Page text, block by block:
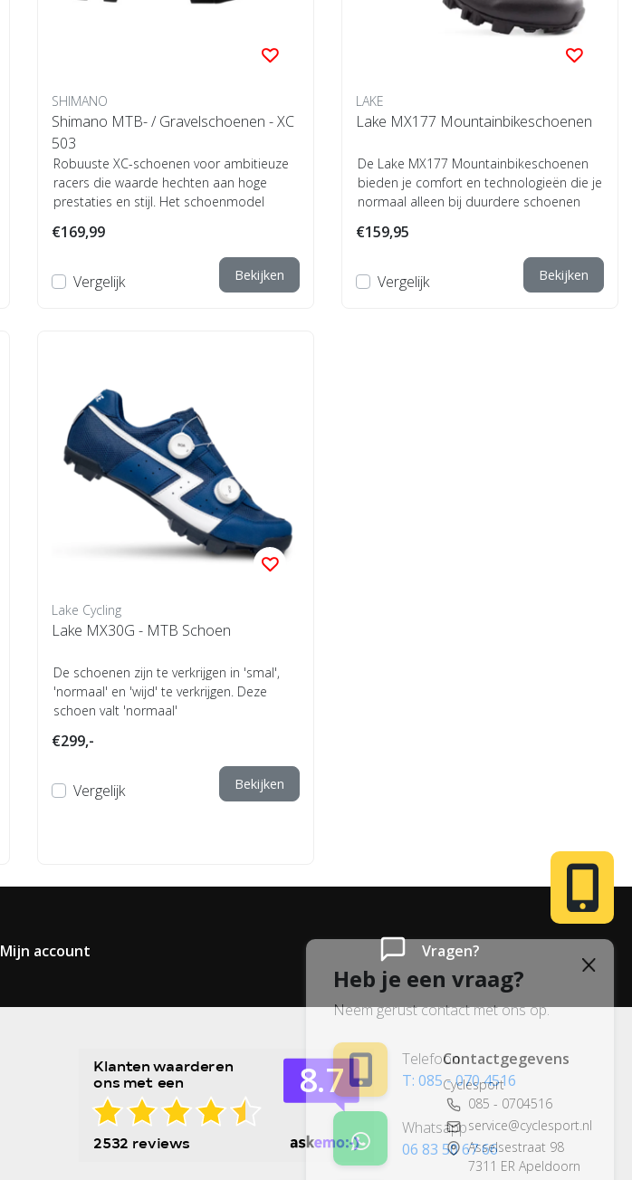
SHIMANO
Shimano MTB- / Gravelschoenen - XC
503
Robuuste XC-schoenen voor ambitieuze
racers die waarde hechten aan hoge
prestaties en stijl. Het schoenmodel
€169,99
Vergelijk Bekijken
LAKE
Lake MX177 Mountainbikeschoenen
De Lake MX177 Mountainbikeschoenen
bieden je comfort en technologieën die je
normaal alleen bij duurdere schoenen
€159,95
Vergelijk Bekijken
Lake Cycling
Lake MX30G - MTB Schoen
De schoenen zijn te verkrijgen in 'smal',
'normaal' en 'wijd' te verkrijgen. Deze
schoen valt 'normaal'
€299,-
Vergelijk Bekijken
Mijn account Vragen?
Contactgegevens
Cyclesport
085 - 0704516
service@cyclesport.nl
Asselsestraat 98
7311 ER Apeldoorn
Heb je een vraag?
Neem gerust contact met ons op.
Telefoon
T: 085 - 070 4516
Whatsapp
06 83 50 67 66